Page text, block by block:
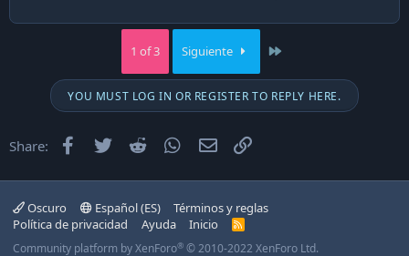
1 of 3 Siguiente
YOU MUST LOG IN OR REGISTER TO REPLY HERE.
Share: Facebook
Twitter Reddit WhatsApp
Email
Oscuro Español (ES)
Términos y reglas
Política de privacidad
Ayuda Inicio
R
S
Community platform by XenForo® © 2010-2022 XenForo Ltd.